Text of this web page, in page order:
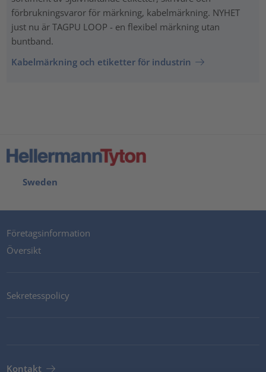
förbrukningsvaror för märkning, kabelmärkning. NYHET
just nu är TAGPU LOOP - en flexibel märkning utan
buntband.
Kabelmärkning och etiketter för industrin
Sweden
Företagsinformation
Översikt
Sekretesspolicy
Kontakt